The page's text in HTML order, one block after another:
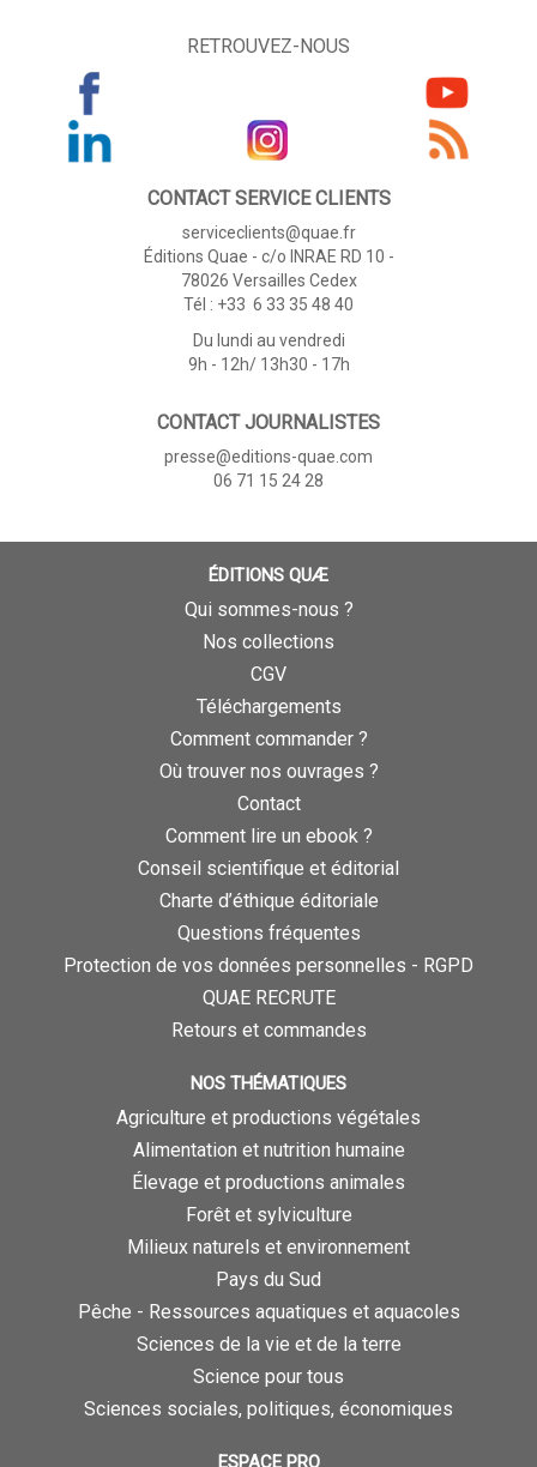
RETROUVEZ-NOUS
CONTACT SERVICE CLIENTS
serviceclients@quae.fr
Éditions Quae - c/o INRAE RD 10 -
78026 Versailles Cedex
Tél : +33 6 33 35 48 40
Du lundi au vendredi
9h - 12h/ 13h30 - 17h
CONTACT JOURNALISTES
presse@editions-quae.com
06 71 15 24 28
ÉDITIONS QUÆ
Qui sommes-nous ?
Nos collections
CGV
Téléchargements
Comment commander ?
Où trouver nos ouvrages ?
Contact
Comment lire un ebook ?
Conseil scientifique et éditorial
Charte d’éthique éditoriale
Questions fréquentes
Protection de vos données personnelles - RGPD
QUAE RECRUTE
Retours et commandes
NOS THÉMATIQUES
Agriculture et productions végétales
Alimentation et nutrition humaine
Élevage et productions animales
Forêt et sylviculture
Milieux naturels et environnement
Pays du Sud
Pêche - Ressources aquatiques et aquacoles
Sciences de la vie et de la terre
Science pour tous
Sciences sociales, politiques, économiques
ESPACE PRO